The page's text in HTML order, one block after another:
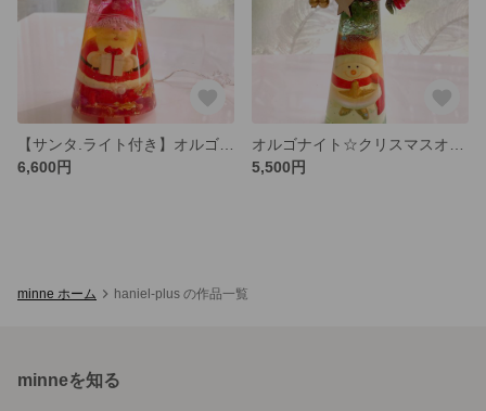
6,600円
5,500円
minne ホーム haniel-plus の作品一覧
minneを知る